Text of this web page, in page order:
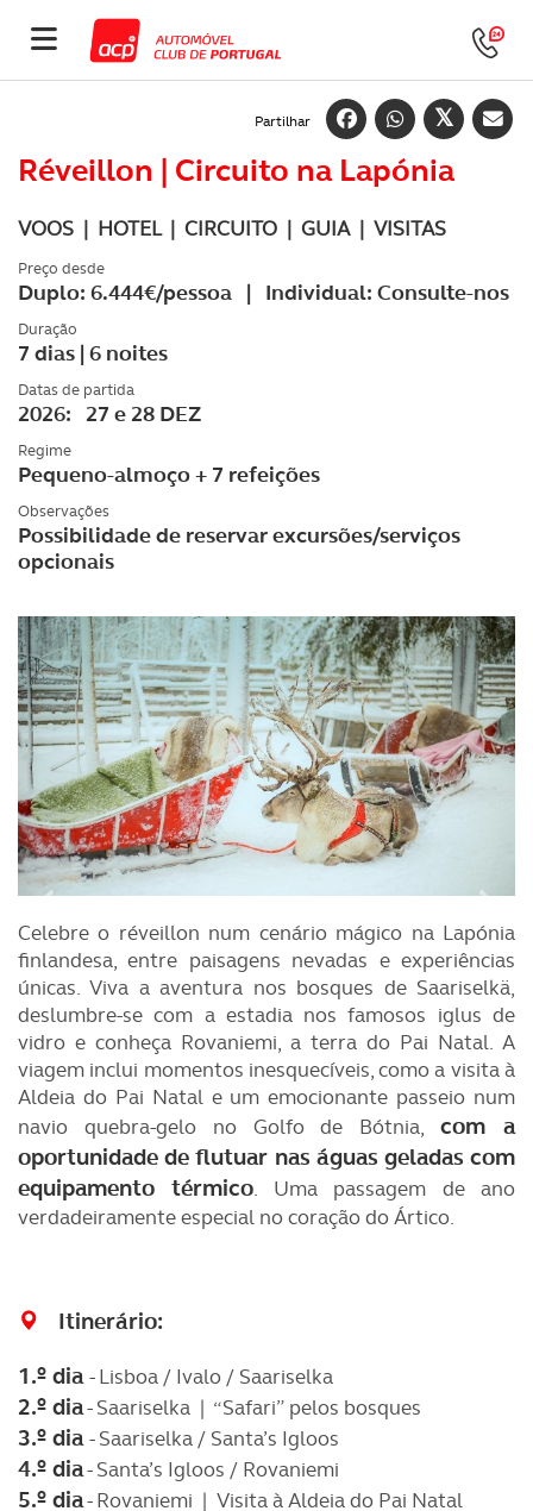
Partilhar
Réveillon | Circuito na Lapónia
VOOS | HOTEL | CIRCUITO | GUIA | VISITAS
Preço desde
Duplo: 6.444€/pessoa | Individual: Consulte-nos
Duração
7 dias | 6 noites
Datas de partida
2026: 27 e 28 DEZ
Regime
Pequeno-almoço + 7 refeições
Observações
Possibilidade de reservar excursões/serviços
opcionais
Celebre o réveillon num cenário mágico na Lapónia
finlandesa, entre paisagens nevadas e experiências
únicas. Viva a aventura nos bosques de Saariselkä,
deslumbre-se com a estadia nos famosos iglus de
vidro e conheça Rovaniemi, a terra do Pai Natal. A
viagem inclui momentos inesquecíveis, como a visita à
Aldeia do Pai Natal e um emocionante passeio num
navio quebra-gelo no Golfo de Bótnia,com a
oportunidade de flutuar nas águas geladas com
equipamento térmico. Uma passagem de ano
verdadeiramente especial no coração do Ártico.
Itinerário:
1.º dia- Lisboa / Ivalo / Saariselka
2.º dia- Saariselka | “Safari” pelos bosques
3.º dia- Saariselka / Santa’s Igloos
4.º dia- Santa’s Igloos / Rovaniemi
5.º dia- Rovaniemi | Visita à Aldeia do Pai Natal